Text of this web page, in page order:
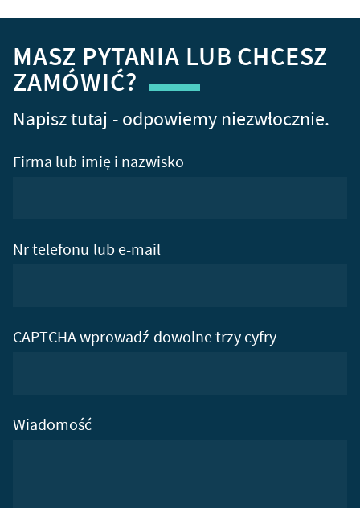
MASZ PYTANIA LUB CHCESZ
ZAMÓWIĆ?
Napisz tutaj - odpowiemy niezwłocznie.
Firma lub imię i nazwisko
Nr telefonu lub e-mail
CAPTCHA wprowadź dowolne trzy cyfry
Wiadomość